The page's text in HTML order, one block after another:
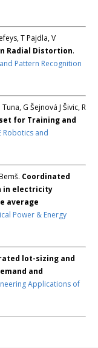
T Pajdla, V
Radial Distortion.
Pattern Recognition
G Šejnová J Šivic, R
for Training and
Robotics and
Coordinated
in electricity
average
Power & Energy
lot-sizing and
and
Applications of